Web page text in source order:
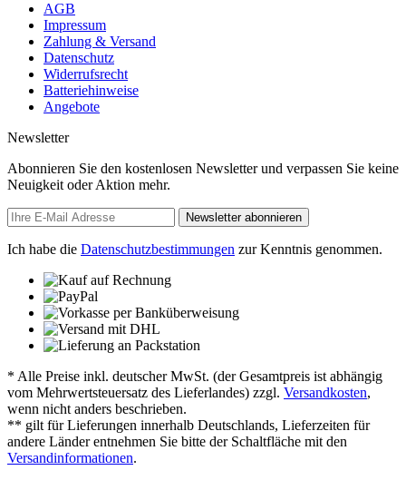
AGB
Impressum
Zahlung & Versand
Datenschutz
Widerrufsrecht
Batteriehinweise
Angebote
Newsletter
Abonnieren Sie den kostenlosen Newsletter und verpassen Sie keine
Neuigkeit oder Aktion mehr.
Newsletter abonnieren
Ich habe die Datenschutzbestimmungen zur Kenntnis genommen.
* Alle Preise inkl. deutscher MwSt. (der Gesamtpreis ist abhängig
vom Mehrwertsteuersatz des Lieferlandes) zzgl. Versandkosten,
wenn nicht anders beschrieben.
** gilt für Lieferungen innerhalb Deutschlands, Lieferzeiten für
andere Länder entnehmen Sie bitte der Schaltfläche mit den
Versandinformationen.